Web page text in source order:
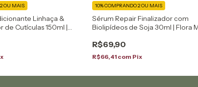
Linhaça &
de Cutículas 150ml |
OU MAIS
Sérum Repair Finalizador com
Biolipídeos de Soja 30ml | Flora
R$69,90
10%COMPRANDO 2 OU MAIS
R$66,41 com Pix